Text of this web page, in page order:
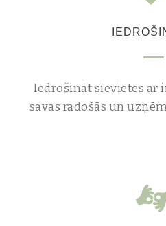
Iedrošināt sievietes
savas radošās un